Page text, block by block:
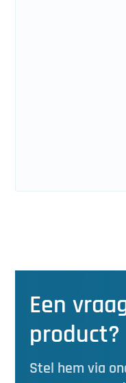
Een
product?
Stel hem via